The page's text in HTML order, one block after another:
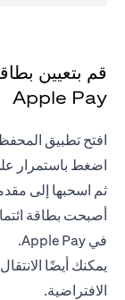
قم بتعيين
Apple Pay
افتح تطبيق
اضغط باستمرار
ثم اسحبها إلى
أصبحت بطاقة
في Apple Pay.
يمكنك أيضًا
الافتراضية.